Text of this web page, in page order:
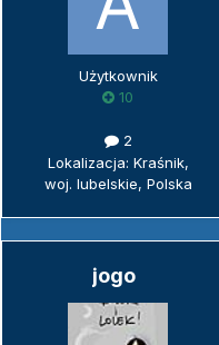
Użytkownik
10
2
Lokalizacja: Kraśnik,
woj. lubelskie, Polska
jogo